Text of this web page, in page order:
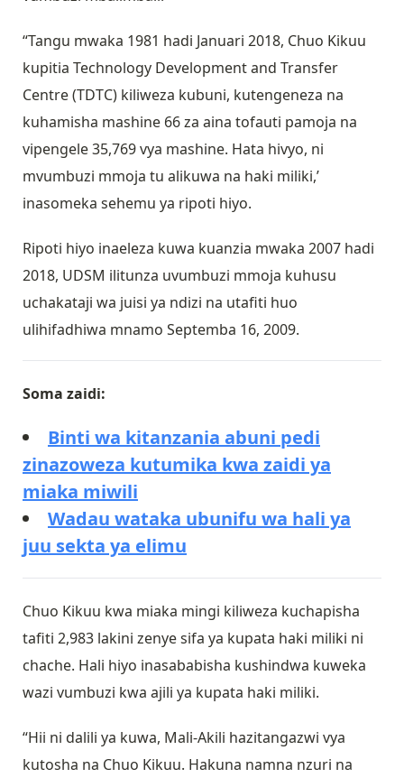
“Tangu mwaka 1981 hadi Januari 2018, Chuo Kikuu
kupitia Technology Development and Transfer
Centre (TDTC) kiliweza kubuni, kutengeneza na
kuhamisha mashine 66 za aina tofauti pamoja na
vipengele 35,769 vya mashine. Hata hivyo, ni
mvumbuzi mmoja tu alikuwa na haki miliki,’
inasomeka sehemu ya ripoti hiyo.
Ripoti hiyo inaeleza kuwa kuanzia mwaka 2007 hadi
2018, UDSM ilitunza uvumbuzi mmoja kuhusu
uchakataji wa juisi ya ndizi na utafiti huo
ulihifadhiwa mnamo Septemba 16, 2009.
Soma zaidi:
Binti wa kitanzania abuni pedi
zinazoweza kutumika kwa zaidi ya
miaka miwili
Wadau wataka ubunifu wa hali ya
juu sekta ya elimu
Chuo Kikuu kwa miaka mingi kiliweza kuchapisha
tafiti 2,983 lakini zenye sifa ya kupata haki miliki ni
chache. Hali hiyo inasababisha kushindwa kuweka
wazi vumbuzi kwa ajili ya kupata haki miliki.
“Hii ni dalili ya kuwa, Mali-Akili hazitangazwi vya
kutosha na Chuo Kikuu. Hakuna namna nzuri na